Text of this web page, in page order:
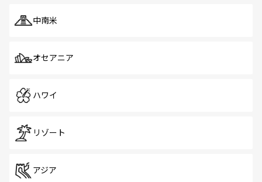
中南米
オセアニア
ハワイ
リゾート
アジア